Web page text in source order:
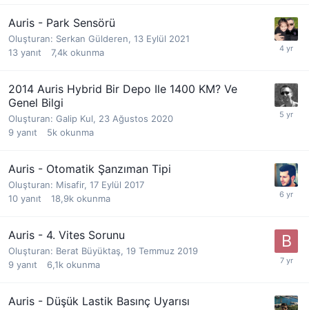
Auris - Park Sensörü
Oluşturan: Serkan Gülderen, 13 Eylül 2021
13 yanıt 7,4k okunma
2014 Auris Hybrid Bir Depo Ile 1400 KM? Ve
Genel Bilgi
Oluşturan: Galip Kul, 23 Ağustos 2020
9 yanıt 5k okunma
Auris - Otomatik Şanzıman Tipi
Oluşturan: Misafir, 17 Eylül 2017
10 yanıt 18,9k okunma
Auris - 4. Vites Sorunu
Oluşturan: Berat Büyüktaş, 19 Temmuz 2019
9 yanıt 6,1k okunma
Auris - Düşük Lastik Basınç Uyarısı